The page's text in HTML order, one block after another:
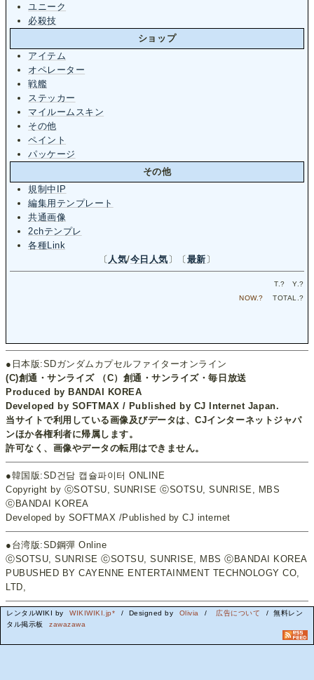
ユニーク
必殺技
ショップ
アイテム
オペレーター
戦艦
ステッカー
マイルームスキン
その他
ペイント
パッケージ
その他
規制中IP
編集用テンプレート
共通画像
2chテンプレ
各種Link
〔 人気/今日人気〕〔最新〕
T.? Y.?
NOW.? TOTAL.?
●日本版:SDガンダムカプセルファイターオンライン
(C)創通・サンライズ （C）創通・サンライズ・毎日放送
Produced by BANDAI KOREA
Developed by SOFTMAX / Published by CJ Internet Japan.
当サイトで利用している画像及びデータは、CJインターネットジャパ
ンほか各権利者に帰属します。
許可なく、画像やデータの転用はできません。
●韓国版:SD건담 캡슐파이터 ONLINE
Copyright by ⓒSOTSU, SUNRISE ⓒSOTSU, SUNRISE, MBS
ⓒBANDAI KOREA
Developed by SOFTMAX /Published by CJ internet
●台湾版:SD鋼彈 Online
ⓒSOTSU, SUNRISE ⓒSOTSU, SUNRISE, MBS ⓒBANDAI KOREA
PUBUSHED BY CAYENNE ENTERTAINMENT TECHNOLOGY CO,
LTD,
レンタルWIKI by WIKIWIKI.jp* / Designed by Olivia / 広告について
/ 無料レン
タル掲示板
zawazawa